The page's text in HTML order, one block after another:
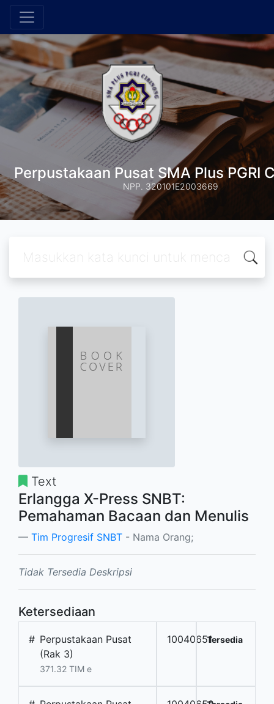
Perpustakaan Pusat SMA Plus PGRI
NPP. 320101E2003669
Text
Erlangga X-Press SNBT:
Pemahaman Bacaan dan Menulis
Tim Progresif SNBT - Nama Orang;
Tidak Tersedia Deskripsi
Ketersediaan
# Perpustakaan Pusat
(Rak 3)
371.32 TIM e
10040651Tersedia